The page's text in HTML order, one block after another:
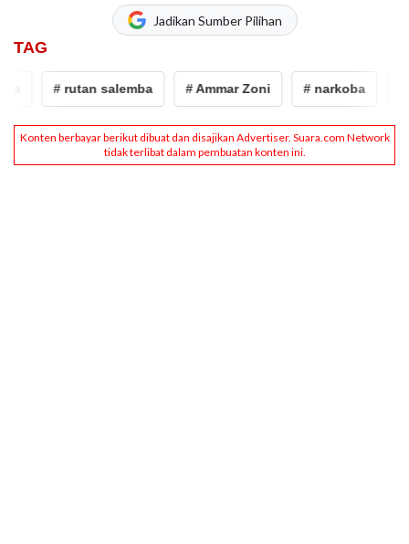
Jadikan Sumber Pilihan
TAG
# rutan salemba # Ammar Zoni # narkoba